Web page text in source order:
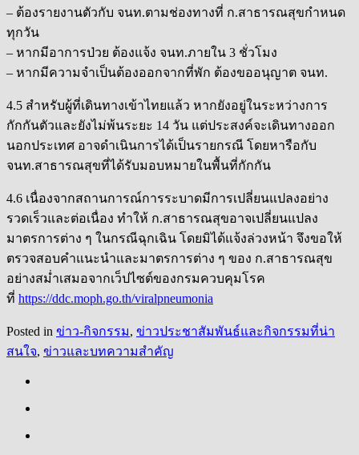
– ต้องรายงานตัวกับ จนท.ตามช่องทางที่ ก.สาธารณสุขกำหนด
ทุกวัน
– หากมีอาการป่วย ต้องแจ้ง จนท.ภายใน 3 ชั่วโมง
– หากมีความจำเป็นต้องออกจากที่พัก ต้องขออนุญาต จนท.
4.5 สำหรับผู้ที่เดินทางเข้าไทยแล้ว หากยังอยู่ในระหว่างการ
กักกันตัวและยังไม่พ้นระยะ 14 วัน แต่ประสงค์จะเดินทางออก
นอกประเทศ อาจดำเนินการได้เป็นรายกรณี โดยหารือกับ
จนท.สาธารณสุขที่ได้รับมอบหมายในพื้นที่กักกัน
4.6 เนื่องจากสถานการณ์การระบาดมีการเปลี่ยนแปลงอย่าง
รวดเร็วและต่อเนื่อง ทำให้ ก.สาธารณสุขอาจเปลี่ยนแปลง
มาตรการต่าง ๆ ในกรณีฉุกเฉิน โดยมิได้แจ้งล่วงหน้า จึงขอให้
ตรวจสอบคำแนะนำและมาตรการต่าง ๆ ของ ก.สาธารณสุข
อย่างสม่ำเสมอจากเว็ปไซต์ของกรมควบคุมโรค
ที่ https://ddc.moph.go.th/viralpneumonia
Posted in ข่าว-กิจกรรม, ข่าวประชาสัมพันธ์และกิจกรรมที่น่า
สนใจ, ข่าวและบทความสำคัญ